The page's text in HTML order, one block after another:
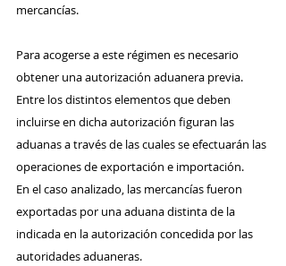
mercancías.
Para acogerse a este régimen es necesario
obtener una autorización aduanera previa.
Entre los distintos elementos que deben
incluirse en dicha autorización figuran las
aduanas a través de las cuales se efectuarán las
operaciones de exportación e importación.
En el caso analizado, las mercancías fueron
exportadas por una aduana distinta de la
indicada en la autorización concedida por las
autoridades aduaneras.